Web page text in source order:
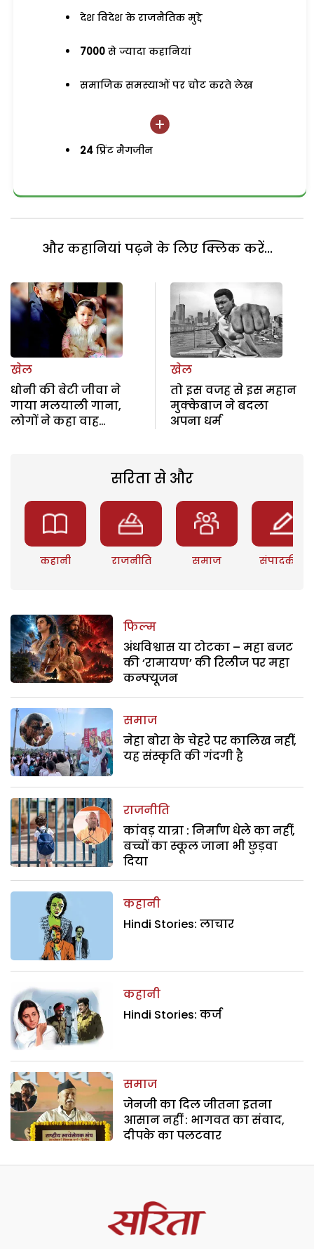
देश विदेश के राजनैतिक मुद्दे
7000 से ज्यादा कहानियां
समाजिक समस्याओं पर चोट करते लेख
24 प्रिंट मैगजीन
और कहानियां पढ़ने के लिए क्लिक करें...
खेल
धोनी की बेटी जीवा ने
गाया मलयाली गाना,
लोगों ने कहा वाह…
खेल
तो इस वजह से इस महान
मुक्केबाज ने बदला
अपना धर्म
सरिता से और
कहानी राजनीति समाज संपादकीय
फिल्म
अंधविश्वास या टोटका – महा बजट
की ‘रामायण’ की रिलीज पर महा
कन्फ्यूजन
समाज
नेहा बोरा के चेहरे पर कालिख नहीं,
यह संस्कृति की गंदगी है
राजनीति
कांवड़ यात्रा : निर्माण धेले का नहीं,
बच्चों का स्कूल जाना भी छुड़वा
दिया
कहानी
Hindi Stories: लाचार
कहानी
Hindi Stories: कर्ज
समाज
जेनजी का दिल जीतना इतना
आसान नहीं : भागवत का संवाद,
दीपके का पलटवार